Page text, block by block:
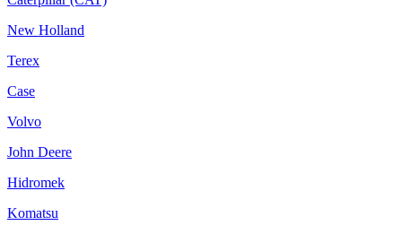
New Holland
Terex
Case
Volvo
John Deere
Hidromek
Komatsu